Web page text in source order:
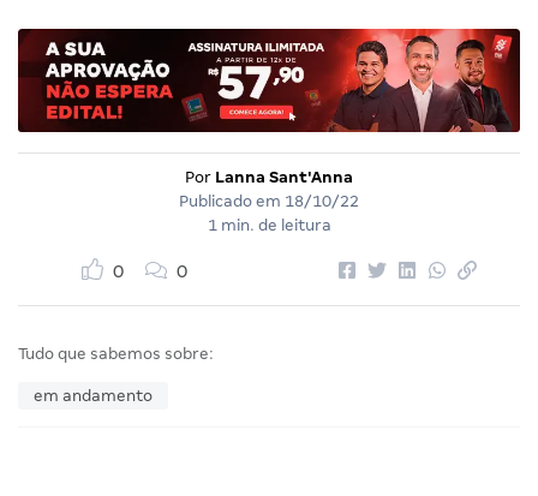
Por Lanna Sant'Anna
Publicado em 18/10/22
1 min. de leitura
0 0
Tudo que sabemos sobre:
em andamento